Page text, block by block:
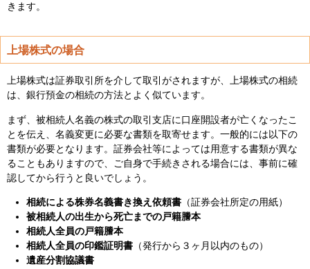
きます。
上場株式の場合
上場株式は証券取引所を介して取引がされますが、上場株式の相続
は、銀行預金の相続の方法とよく似ています。
まず、被相続人名義の株式の取引支店に口座開設者が亡くなったこ
とを伝え、名義変更に必要な書類を取寄せます。一般的には以下の
書類が必要となります。証券会社等によっては用意する書類が異な
ることもありますので、ご自身で手続きされる場合には、事前に確
認してから行うと良いでしょう。
相続による株券名義書き換え依頼書 （証券会社所定の用紙）
被相続人の出生から死亡までの戸籍謄本
相続人全員の戸籍謄本
相続人全員の印鑑証明書 （発行から３ヶ月以内のもの）
遺産分割協議書